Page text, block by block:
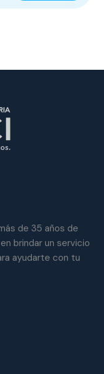
de 35 años de
brindar un servicio
ayudarte con tu